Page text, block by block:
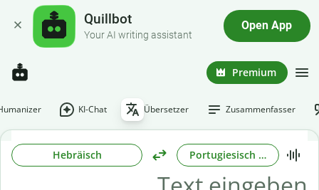
Quillbot
Your AI writing assistant
Open App
Premium
KI-Chat Übersetzer Zusammenfasser
Hebräisch Portugiesisch